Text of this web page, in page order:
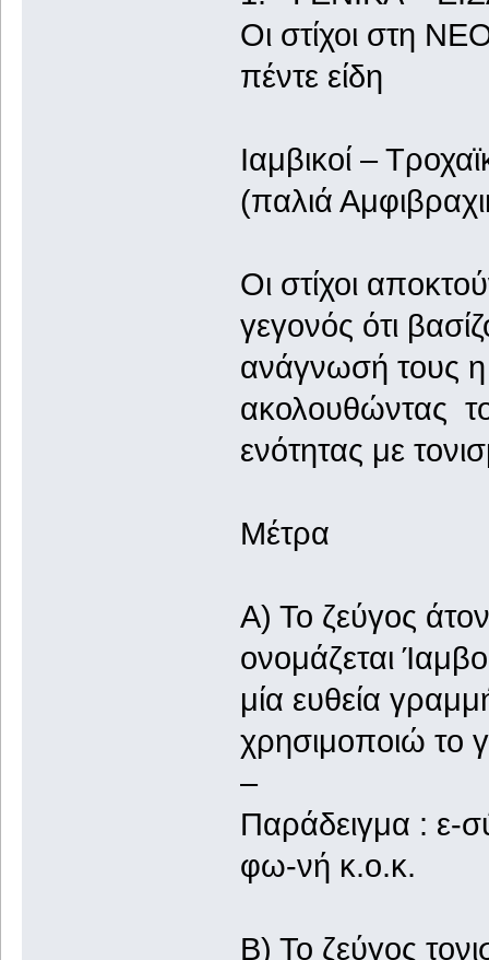
Οι στίχοι στη
πέντε είδη
Ιαμβικοί –
(παλιά
Οι στίχοι
γεγονός ότι
ανάγνωσή τους
ακολουθώντας
ενότητας με
Μέτρα
Α) Το ζεύγος
ονομάζεται
μία ευθεία
χρησιμοποιώ το
–
Παράδειγμα : ε-
φω-νή κ.ο.κ.
Β) Το ζεύγος